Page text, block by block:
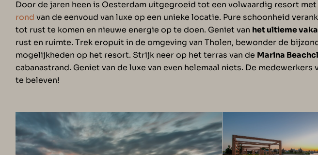
Door de jaren heen is Oesterdam uitgegroeid tot een volwaardig resort
rond van de eenvoud van luxe op een unieke locatie. Pure schoonheid
tot rust te komen en nieuwe energie op te doen. Geniet van het ultieme
rust en ruimte. Trek eropuit in de omgeving van Tholen, bewonder de
mogelijkheden op het resort. Strijk neer op het terras van de Marina
cabanastrand. Geniet van de luxe van even helemaal niets. De
te beleven!